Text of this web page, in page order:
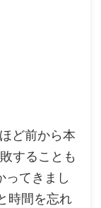
ど前から本
することも
ってきまし
時間を忘れ